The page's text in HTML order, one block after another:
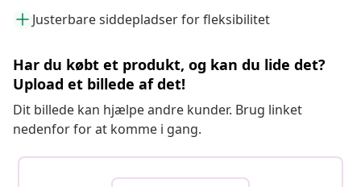
Justerbare siddepladser for fleksibilitet
Har du købt et produkt, og kan du lide det?
Upload et billede af det!
Dit billede kan hjælpe andre kunder. Brug linket
nedenfor for at komme i gang.